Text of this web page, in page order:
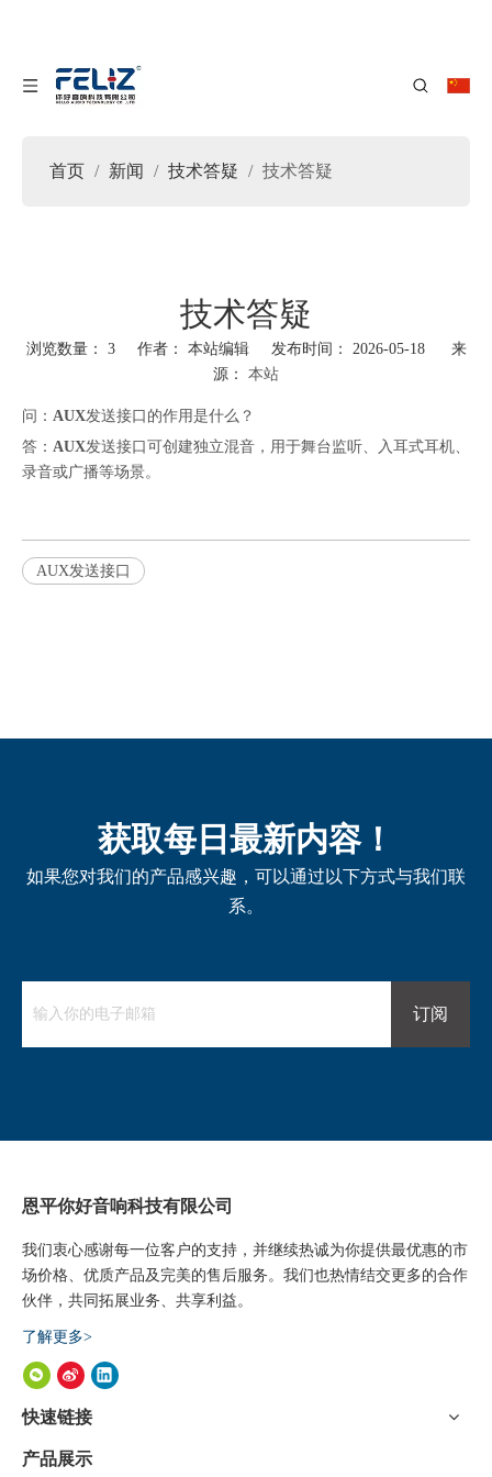
首页 / 新闻 / 技术答疑 / 技术答疑
技术答疑
浏览数量： 3作者： 本站编辑 发布时间： 2026-05-18 来
源： 本站
["facebook","twitter","line","wechat","linkedin","pinterest","whatsapp"]
问： AUX发送接口的作用是什么？
答： AUX发送接口可创建独立混音，用于舞台监听、入耳式耳机、
录音或广播等场景。
AUX发送接口
获取每日最新内容！
如果您对我们的产品感兴趣，可以通过以下方式与我们联
系。
订阅
恩平你好音响科技有限公司
我们衷心感谢每一位客户的支持，并继续热诚为你提供最优惠的市
场价格、优质产品及完美的售后服务。我们也热情结交更多的合作
伙伴，共同拓展业务、共享利益。
了解更多>
快速链接
产品展示